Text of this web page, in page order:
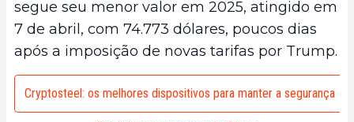
segue seu menor valor em 2025, atingido em
7 de abril, com 74.773 dólares, poucos dias
após a imposição de novas tarifas por Trump.
Cryptosteel: os melhores dispositivos para manter a segurança